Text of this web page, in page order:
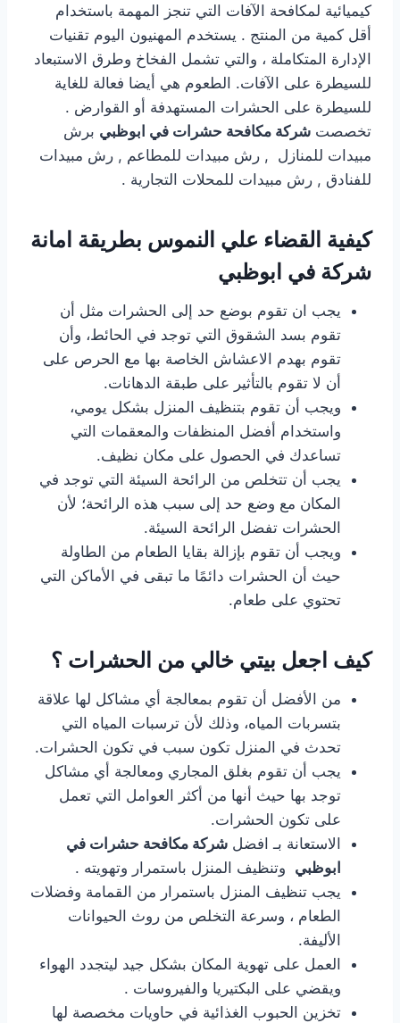
كيميائية لمكافحة الآفات التي تنجز المهمة باستخدام
أقل كمية من المنتج . يستخدم المهنيون اليوم تقنيات
الإدارة المتكاملة ، والتي تشمل الفخاخ وطرق الاستبعاد
للسيطرة على الآفات. الطعوم هي أيضا فعالة للغاية
للسيطرة على الحشرات المستهدفة أو القوارض .
تخصصت شركة مكافحة حشرات في ابوظبي برش
مبيدات للمنازل , رش مبيدات للمطاعم , رش مبيدات
للفنادق , رش مبيدات للمحلات التجارية .
كيفية القضاء علي النموس بطريقة امانة
شركة في ابوظبي
يجب ان تقوم بوضع حد إلى الحشرات مثل أن
تقوم بسد الشقوق التي توجد في الحائط، وأن
تقوم بهدم الاعشاش الخاصة بها مع الحرص على
أن لا تقوم بالتأثير على طبقة الدهانات.
ويجب أن تقوم بتنظيف المنزل بشكل يومي،
واستخدام أفضل المنظفات والمعقمات التي
تساعدك في الحصول على مكان نظيف.
يجب أن تتخلص من الرائحة السيئة التي توجد في
المكان مع وضع حد إلى سبب هذه الرائحة؛ لأن
الحشرات تفضل الرائحة السيئة.
ويجب أن تقوم بإزالة بقايا الطعام من الطاولة
حيث أن الحشرات دائمًا ما تبقى في الأماكن التي
تحتوي على طعام.
كيف اجعل بيتي خالي من الحشرات ؟
من الأفضل أن تقوم بمعالجة أي مشاكل لها علاقة
بتسربات المياه، وذلك لأن ترسبات المياه التي
تحدث في المنزل تكون سبب في تكون الحشرات.
يجب أن تقوم بغلق المجاري ومعالجة أي مشاكل
توجد بها حيث أنها من أكثر العوامل التي تعمل
على تكون الحشرات.
الاستعانة بـ افضل شركة مكافحة حشرات في
ابوظبي وتنظيف المنزل باستمرار وتهويته .
يجب تنظيف المنزل باستمرار من القمامة وفضلات
الطعام ، وسرعة التخلص من روث الحيوانات
الأليفة.
العمل على تهوية المكان بشكل جيد ليتجدد الهواء
ويقضي على البكتيريا والفيروسات .
تخزين الحبوب الغذائية في حاويات مخصصة لها